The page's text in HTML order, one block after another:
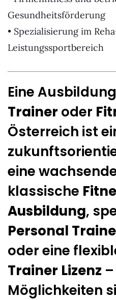
Gesundheitsförderung
• Spezialisierung im
Leistungssportbereich
Eine
Trainer oder
Österreich ist
eine
klassische
Ausbildung,
Personal
oder eine
Trainer Lizenz
Möglichkeiten